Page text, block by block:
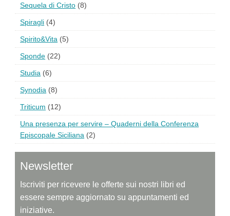
Sequela di Cristo (8)
Spiragli (4)
Spirito&Vita (5)
Sponde (22)
Studia (6)
Synodia (8)
Triticum (12)
Una presenza per servire – Quaderni della Conferenza
Episcopale Siciliana (2)
Newsletter
Iscriviti per ricevere le offerte sui nostri libri ed
essere sempre aggiornato su appuntamenti ed
iniziative.